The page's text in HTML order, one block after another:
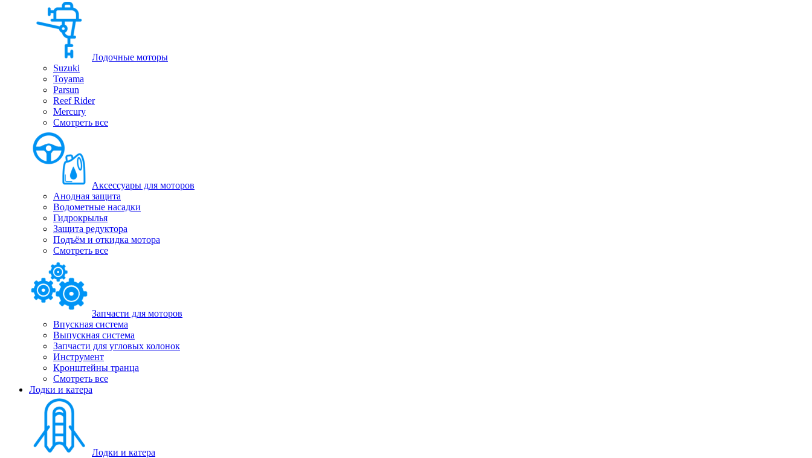
Лодочные моторы
Suzuki
Toyama
Parsun
Reef Rider
Mercury
Смотреть все
Аксессуары для моторов
Анодная защита
Водометные насадки
Гидрокрылья
Защита редуктора
Подъём и откидка мотора
Смотреть все
Запчасти для моторов
Впускная система
Выпускная система
Запчасти для угловых колонок
Инструмент
Кронштейны транца
Смотреть все
Лодки и катера
Лодки и катера